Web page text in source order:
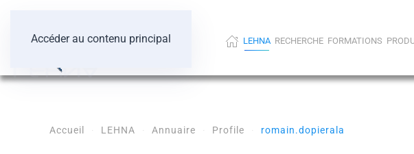
Accéder au contenu principal LEHNA RECHERCHE FORMATIONS
Accueil LEHNA Annuaire Profile romain.dopierala